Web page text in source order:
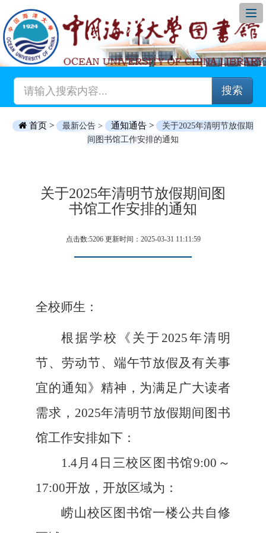
搜索
首页 > 最新公告 > 通知通告 >
关于2025年清明节放假期
间图书馆工作安排的通知
关于2025年清明节放假期间图
书馆工作安排的通知
点击数:5206 更新时间：2025-03-31 11:11:59
全校师生：
根据学校《关于2025年清明
节、劳动节、端午节放假及有关事
宜的通知》精神，为满足广大读者
需求，2025年清明节放假期间图书
馆工作安排如下：
1.4月4日三校区图书馆9:00～
17:00开放，开放区域为：
崂山校区图书馆一楼公共自修